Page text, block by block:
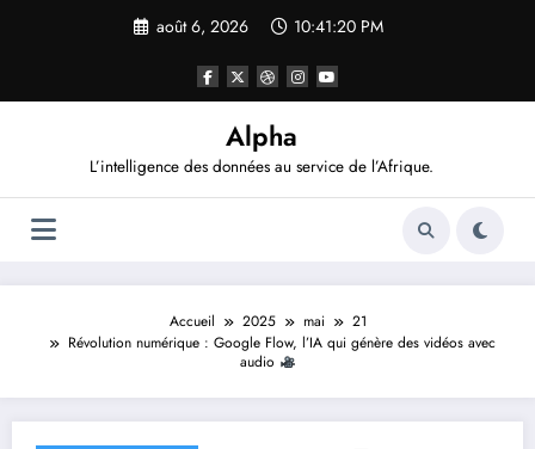
août 6, 2026 10:41:22 PM
Alpha
L’intelligence des données au service de l’Afrique.
Accueil 2025 mai
21
Révolution numérique : Google Flow, l’IA qui génère des vidéos avec
audio